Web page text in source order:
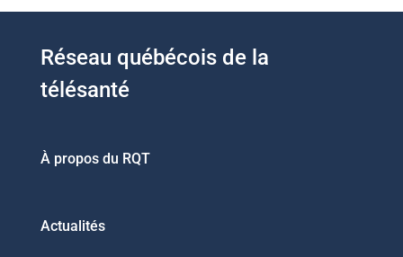
Réseau québécois de la
télésanté
À propos du RQT
Actualités